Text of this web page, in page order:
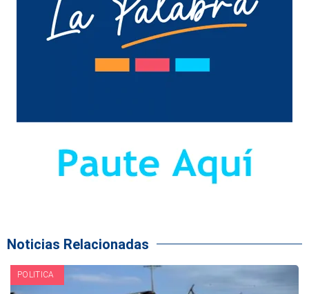
Noticias Relacionadas
POLITICA